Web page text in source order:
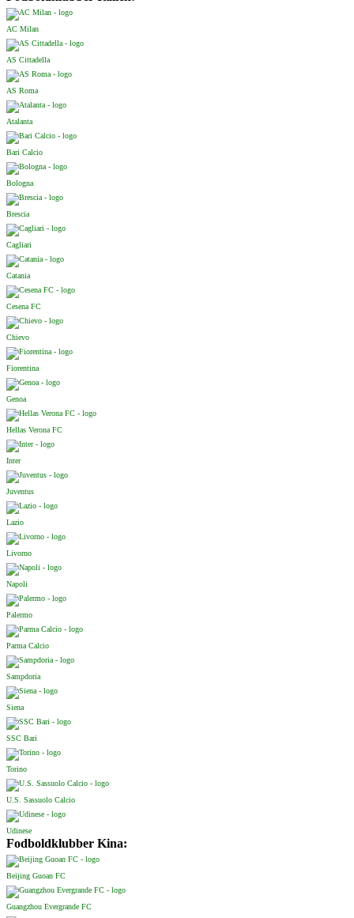
AC Milan
AS Cittadella
AS Roma
Atalanta
Bari Calcio
Bologna
Brescia
Cagliari
Catania
Cesena FC
Chievo
Fiorentina
Genoa
Hellas Verona FC
Inter
Juventus
Lazio
Livorno
Napoli
Palermo
Parma Calcio
Sampdoria
Siena
SSC Bari
Torino
U.S. Sassuolo Calcio
Udinese
Fodboldklubber Kina:
Beijing Guoan FC
Guangzhou Evergrande FC